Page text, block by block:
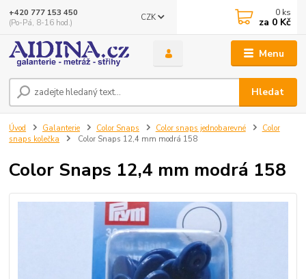
Menu
CZK
Hledat
+420 777 153 450
(Po-Pá, 8-16 hod.)
0 ks
za 0 Kč
Úvod Galanterie Color Snaps Color snaps jednobarevné
Color
snaps kolečka
Color Snaps 12,4 mm modrá 158
Color Snaps 12,4 mm modrá 158